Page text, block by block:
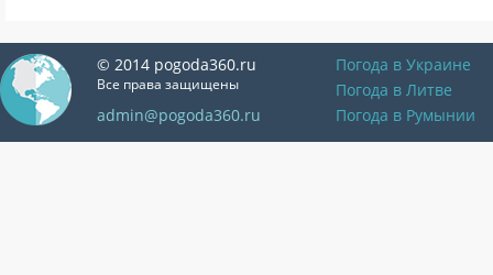
© 2014 pogoda360.ru
Все права защищены
admin@pogoda360.ru
Погода в Украине
Погода в Литве
Погода в Румынии